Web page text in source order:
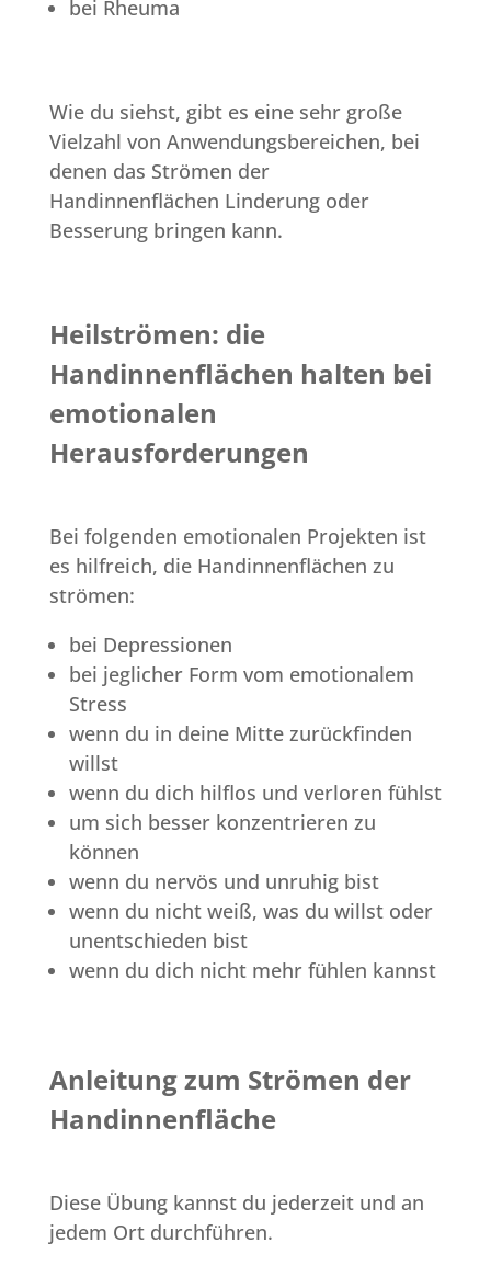
bei Rheuma
Wie du siehst, gibt es eine sehr große
Vielzahl von Anwendungsbereichen, bei
denen das Strömen der
Handinnenflächen Linderung oder
Besserung bringen kann.
Heilströmen: die
Handinnenflächen halten bei
emotionalen
Herausforderungen
Bei folgenden emotionalen Projekten ist
es hilfreich, die Handinnenflächen zu
strömen:
bei Depressionen
bei jeglicher Form vom emotionalem
Stress
wenn du in deine Mitte zurückfinden
willst
wenn du dich hilflos und verloren fühlst
um sich besser konzentrieren zu
können
wenn du nervös und unruhig bist
wenn du nicht weiß, was du willst oder
unentschieden bist
wenn du dich nicht mehr fühlen kannst
Anleitung zum Strömen der
Handinnenfläche
Diese Übung kannst du jederzeit und an
jedem Ort durchführen.